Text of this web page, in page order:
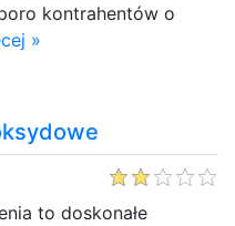
kontrahentów o
»
to doskonałe